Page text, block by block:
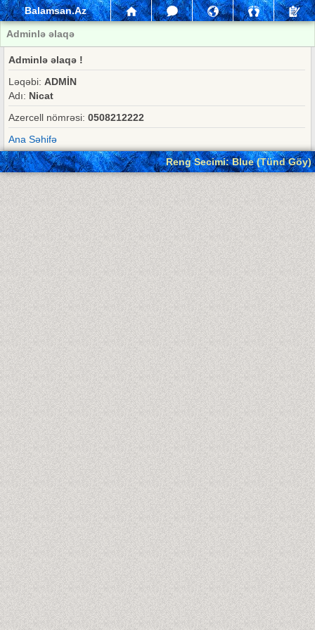
Balamsan.Az
Adminlə əlaqə
Adminlə əlaqə !
Ləqəbi: ADMİN
Adı: Nicat
Azercell nömrəsi: 0508212222
Ana Səhifə
Reng Secimi: Blue (Tünd Göy)